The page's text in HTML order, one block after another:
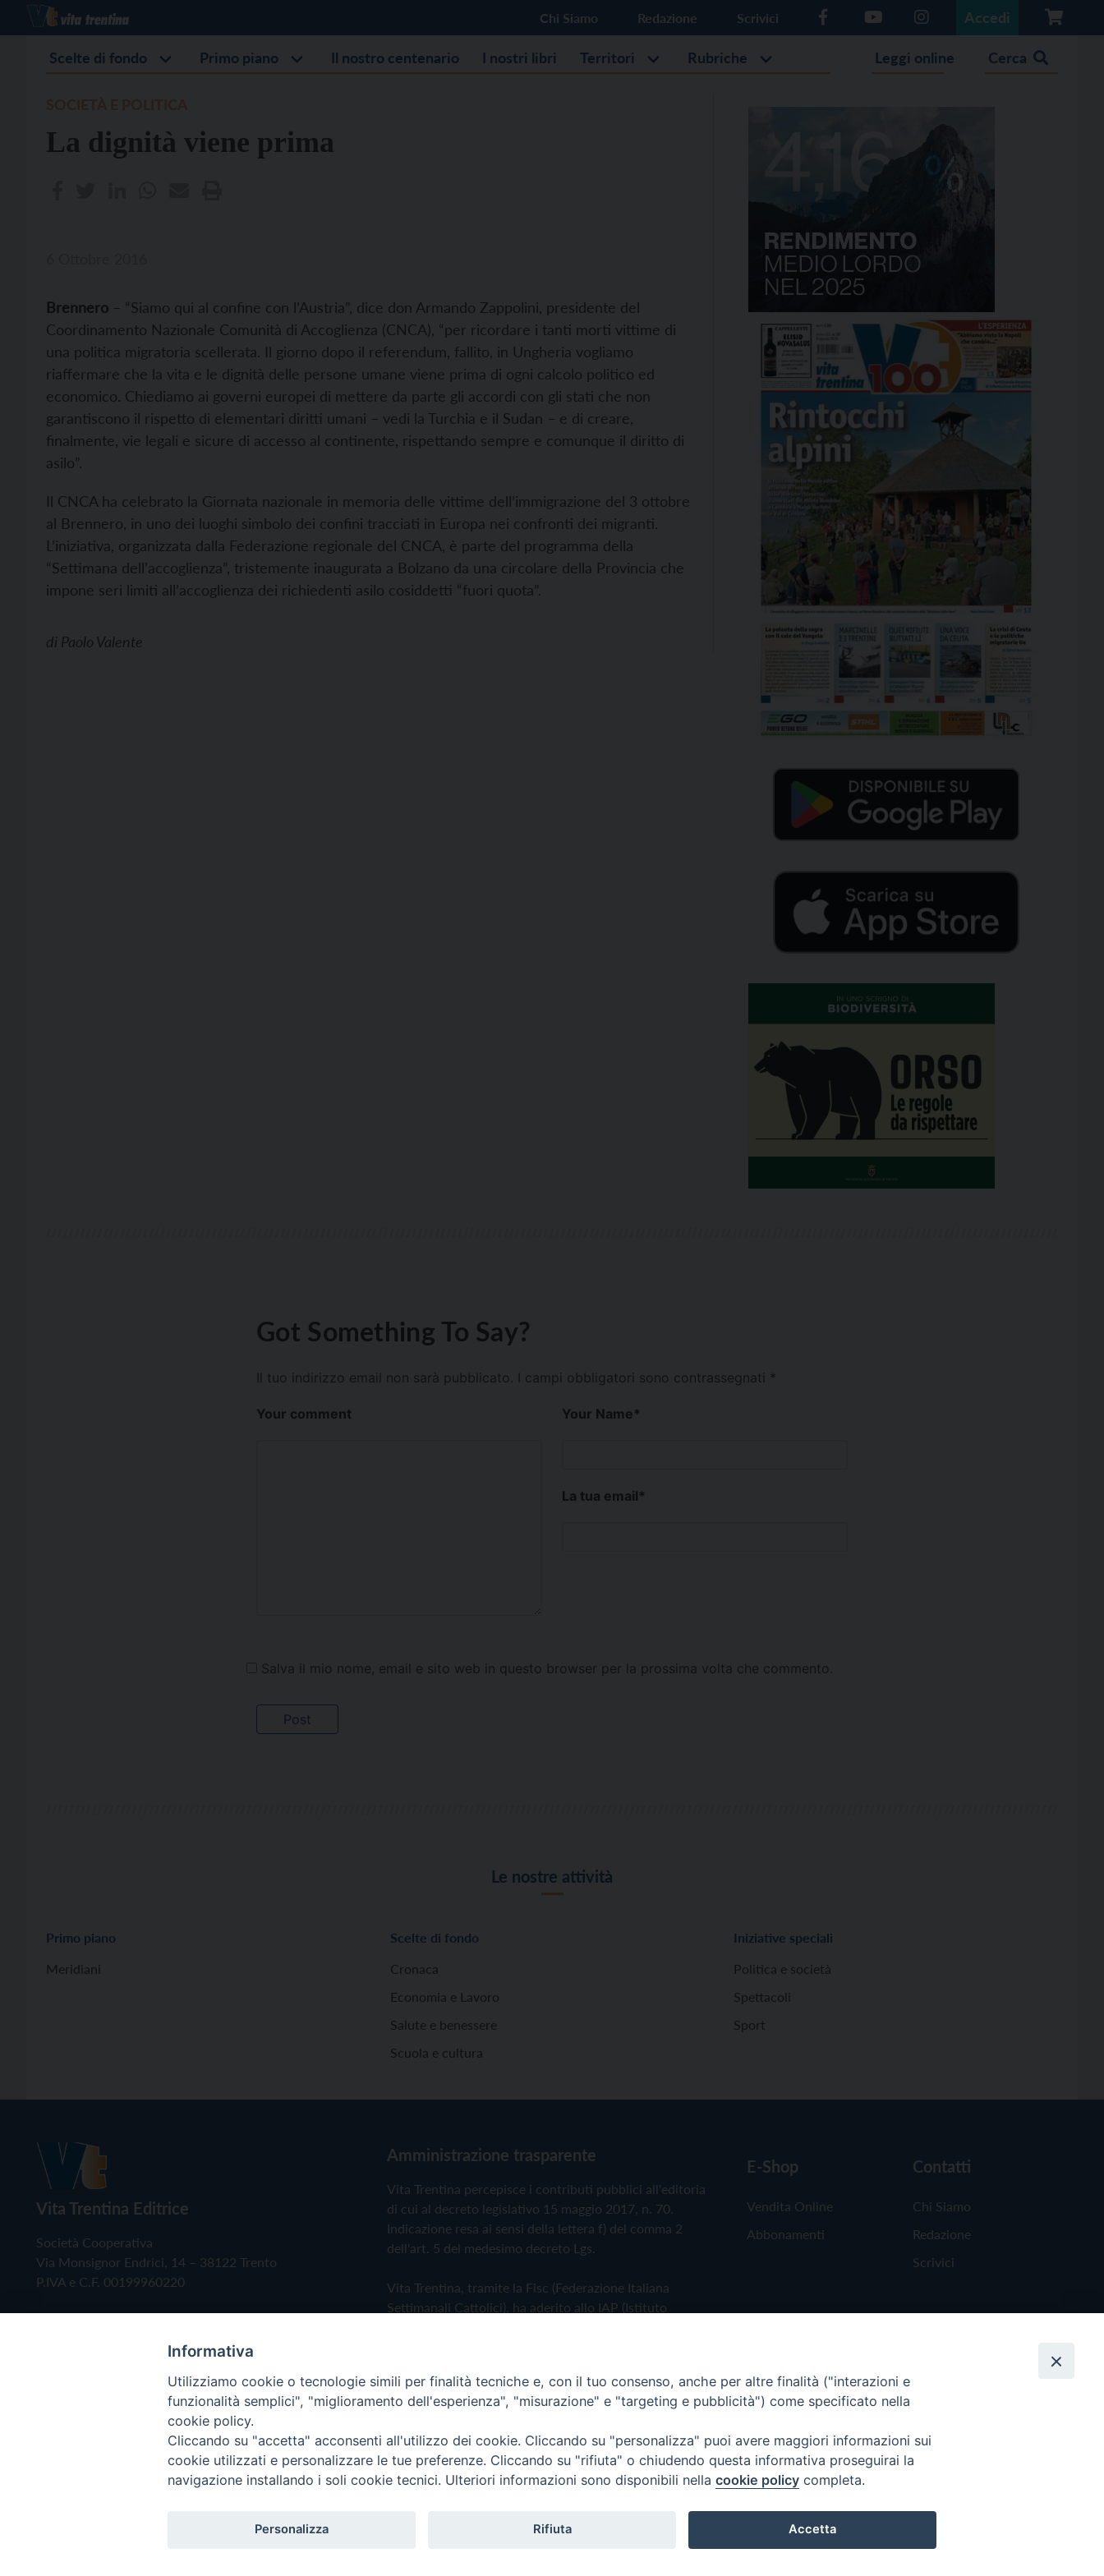
Chi Siamo Redazione Scrivici Accedi
Scelte di fondo Primo piano Il nostro centenario I nostri libri Territori Rubriche Leggi online Cerca
La dignità viene prima
Brennero – “Siamo qui al confine con l’Austria”, dice don Armando Zappolini, presidente del
Coordinamento Nazionale Comunità di Accoglienza (CNCA), “per ricordare i tanti morti vittime di
una politica migratoria scellerata. Il giorno dopo il referendum, fallito, in Ungheria vogliamo
riaffermare che la vita e le dignità delle persone umane viene prima di ogni calcolo politico ed
economico. Chiediamo ai governi europei di mettere da parte gli accordi con gli stati che non
garantiscono il rispetto di elementari diritti umani – vedi la Turchia e il Sudan – e di creare,
finalmente, vie legali e sicure di accesso al continente, rispettando sempre e comunque il diritto di
asilo”.
Il CNCA ha celebrato la Giornata nazionale in memoria delle vittime dell’immigrazione del 3 ottobre
al Brennero, in uno dei luoghi simbolo dei confini tracciati in Europa nei confronti dei migranti.
L’iniziativa, organizzata dalla Federazione regionale del CNCA, è parte del programma della
“Settimana dell’accoglienza”, tristemente inaugurata a Bolzano da una circolare della Provincia che
impone seri limiti all’accoglienza dei richiedenti asilo cosiddetti “fuori quota”.
di Paolo Valente
Got Something To Say?
Il tuo indirizzo email non sarà pubblicato. I campi obbligatori sono contrassegnati *
Your comment Your Name*
La tua email*
Salva il mio nome, email e sito web in questo browser per la prossima volta che commento.
Le nostre attività
Primo piano
Meridiani
Scelte di fondo
Cronaca
Economia e Lavoro
Salute e benessere
Scuola e cultura
Iniziative speciali
Politica e società
Spettacoli
Sport
Vita Trentina Editrice
Società Cooperativa
Via Monsignor Endrici, 14 – 38122 Trento
P.IVA e C.F. 00199960220
Amministrazione trasparente
Vita Trentina percepisce i contributi pubblici all'editoria
di cui al decreto legislativo 15 maggio 2017, n. 70.
Indicazione resa ai sensi della lettera f) del comma 2
dell'art. 5 del medesimo decreto Lgs.
Vita Trentina, tramite la Fisc (Federazione Italiana
Settimanali Cattolici), ha aderito allo IAP (Istituto
Privacy Policy Cookie Policy
E-Shop
Vendita Online
Abbonamenti
Contatti
Chi Siamo
Redazione
Scrivici
Copyright © 2019 - Tutti i diritti riservati - Vita Trentina Editrice
Informativa
Utilizziamo cookie o tecnologie simili per finalità tecniche e, con il tuo consenso, anche per altre finalità ("interazioni e
funzionalità semplici", "miglioramento dell'esperienza", "misurazione" e "targeting e pubblicità") come specificato nella
cookie policy.
Cliccando su "accetta" acconsenti all'utilizzo dei cookie. Cliccando su "personalizza" puoi avere maggiori informazioni sui
cookie utilizzati e personalizzare le tue preferenze. Cliccando su "rifiuta" o chiudendo questa informativa proseguirai la
navigazione installando i soli cookie tecnici. Ulteriori informazioni sono disponibili nella cookie policy completa.
Personalizza Rifiuta Accetta